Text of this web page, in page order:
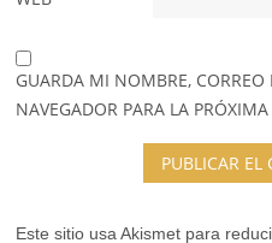
GUARDA MI NOMBRE, CORREO
NAVEGADOR PARA LA
Este sitio usa Akismet para